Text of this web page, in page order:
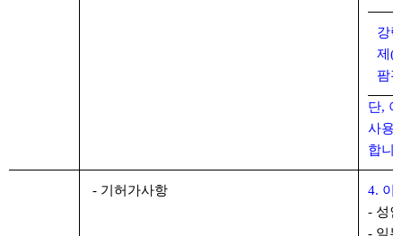
강
제(
팜
단,
사용
합니
- 기허가사항
4. 이
- 성